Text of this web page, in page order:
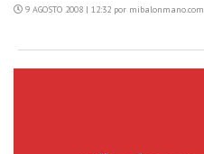
9 AGOSTO 2008 | 12:32 por mibalonmano.com